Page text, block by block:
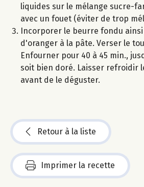
liquides sur le mélange sucre-
avec un fouet (éviter de trop
Incorporer le beurre fondu
d'oranger à la pâte. Verser le
Enfourner pour 40 à 45 min.,
soit bien doré. Laisser refroidir
avant de le déguster.
Retour à la liste
Imprimer la recette